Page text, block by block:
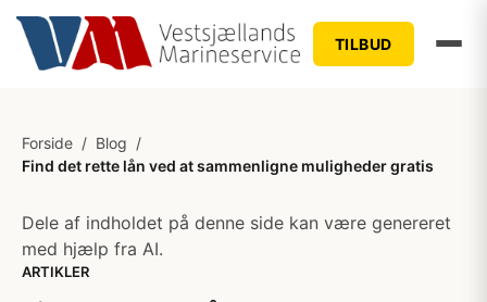
TILBUD
Forside / Blog /
Find det rette lån ved at sammenligne muligheder gratis
Dele af indholdet på denne side kan være genereret
med hjælp fra AI.
ARTIKLER